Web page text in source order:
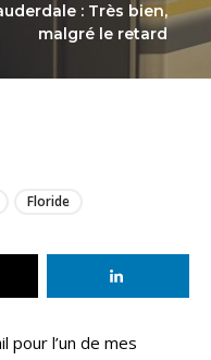
: Très bien,
malgré le retard
Floride
pour l’un de mes